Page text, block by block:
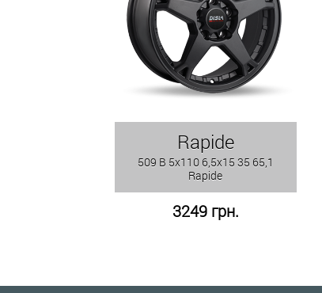
Rapide
509 B 5x110 6,5x15 35 65,1
Rapide
3249 грн.